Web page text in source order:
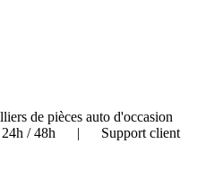
de pièces auto d'occasion
/ 48h | Support client